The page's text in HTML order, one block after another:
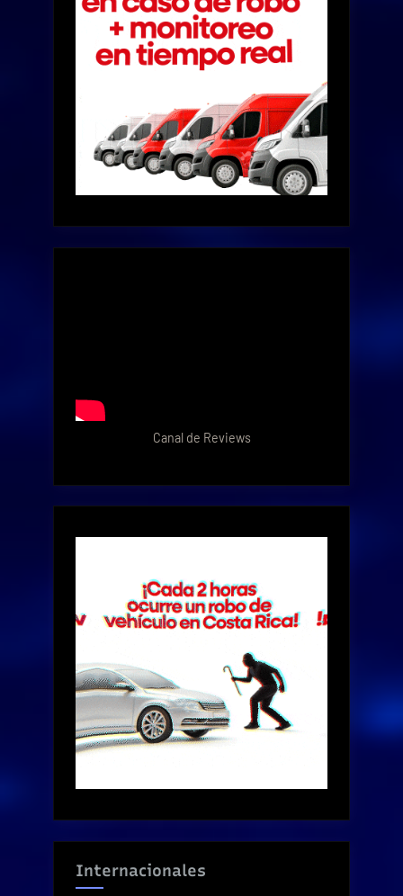
Canal de Reviews
Internacionales